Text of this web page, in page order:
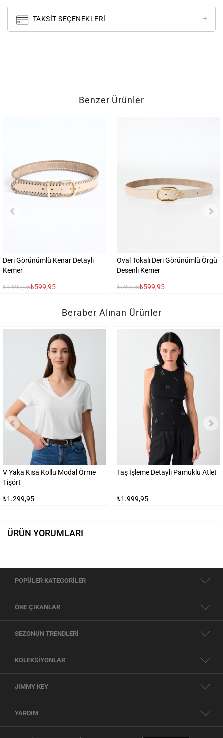
TAKSIT SEÇENEKLERI
Benzer Ürünler
Deri Görünümlü Kenar Detaylı
Kemer
₺1.699,95₺599,95
Oval Tokalı Deri Görünümlü Örgü
Desenli Kemer
₺999,95₺599,95
Beraber Alınan Ürünler
V Yaka Kısa Kollu Modal Örme
Tişört
₺1.299,95
Taş İşleme Detaylı Pamuklu Atlet
₺1.999,95
ÜRÜN YORUMLARI
POPÜLER KATEGORİLER
ÖNE ÇIKANLAR
SEZONUN TRENDLERİ
KOLEKSİYONLAR
JIMMY KEY
YARDIM